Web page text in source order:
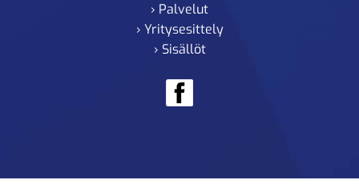
› Palvelut
› Yritysesittely
› Sisällöt